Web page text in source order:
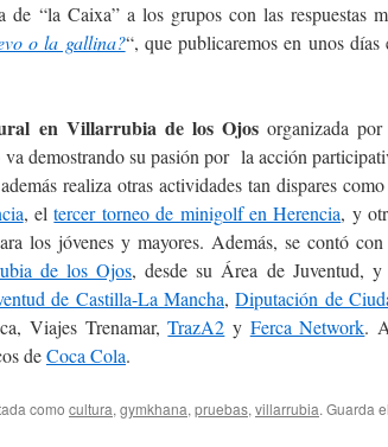
“la Caixa” a los grupos con las respuestas
o la gallina?“, que publicaremos en unos días
en Villarrubia de los Ojosorganizada por
demostrando su pasión por la acción
realiza otras actividades tan dispares
, eltercer torneo de minigolf en Herencia, y
los jóvenes y mayores. Además, se contó
de los Ojos, desde su Área de Juventud, y
de Castilla-La Mancha,Diputación de
Viajes Trenamar,TrazA2 y Ferca Network.
deCoca Cola.
como cultura, gymkhana, pruebas, villarrubia. Guarda el